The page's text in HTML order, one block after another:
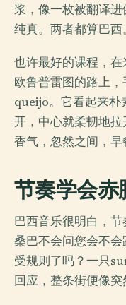
浆，像一枚被翻译
纯真。两者都算巴西
也许最好的课程，
欧鲁普雷图的路上
queijo。它看起来朴
开，中心就柔韧地
香气，忽然之间，早
节奏学会赤
巴西音乐很明白，
桑巴不会问您会不
受规则了吗？一只
回应，整条街便像突